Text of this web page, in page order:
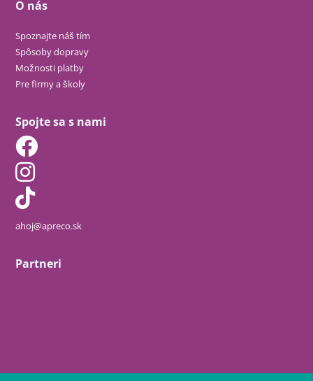
O nás
Spoznajte náš tím
Spôsoby dopravy
Možnosti platby
Pre firmy a školy
Spojte sa s nami
ahoj@apreco.sk
Partneri